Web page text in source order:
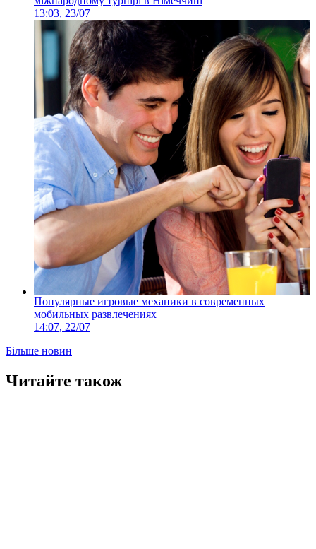
13:03, 23/07
Популярные игровые механики в современных
мобильных развлечениях
14:07, 22/07
Більше новин
Читайте також